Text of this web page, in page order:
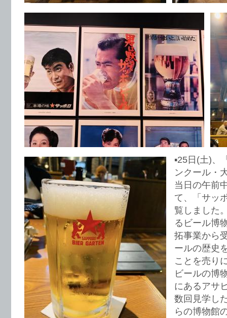
▪️25日(土)、
ンクール・
当日の午前
て、「サッ
覧しました
るビール博
拓事業から
ールの歴史
ことを売り
ビールの博
にあるアサ
数回見学し
らの博物館